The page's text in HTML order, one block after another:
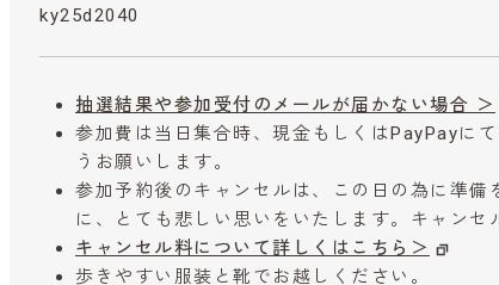
ky25d2040
抽選結果や参加受付のメールが届かない場合 ＞
参加費は当日集合時、現金もしくはPayPayに
うお願いします。
参加予約後のキャンセルは、この日の為に準備
に、とても悲しい思いをいたします。キャンセ
キャンセル料について詳しくはこちら＞
歩きやすい服装と靴でお越しください。